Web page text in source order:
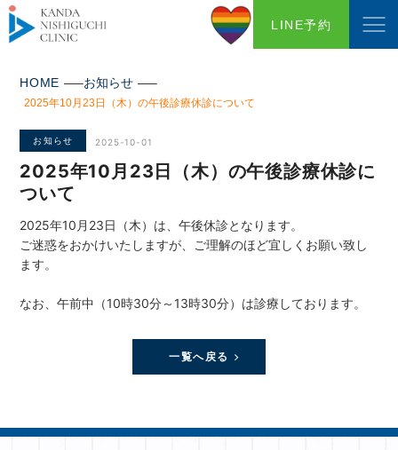
LINE予約
HOME お知らせ
2025年10月23日（木）の午後診療休診について
お知らせ 2025-10-01
2025年10月23日（木）の午後診療休診に
ついて
2025年10月23日（木）は、午後休診となります。
ご迷惑をおかけいたしますが、ご理解のほど宜しくお願い致し
ます。
なお、午前中（10時30分～13時30分）は診療しております。
一覧へ戻る